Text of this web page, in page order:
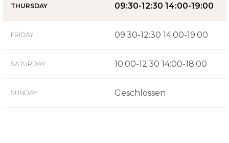
THURSDAY 09:30-12:30 14:00-19:00
FRIDAY 09:30-12:30 14:00-19:00
SATURDAY 10:00-12:30 14:00-18:00
SUNDAY Geschlossen